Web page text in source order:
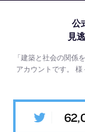
公
見
「建築と社会の関係
アカウントです。様